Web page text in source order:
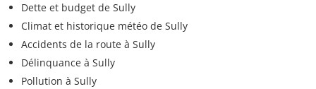
Dette et budget de Sully
Climat et historique météo de Sully
Accidents de la route à Sully
Délinquance à Sully
Pollution à Sully